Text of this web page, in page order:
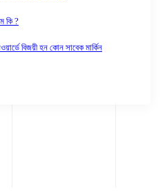
কি ?
বিজয়ী হন কোন সাবেক মার্কিন